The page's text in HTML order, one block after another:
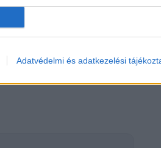
Adatvédelmi és adatkezelési